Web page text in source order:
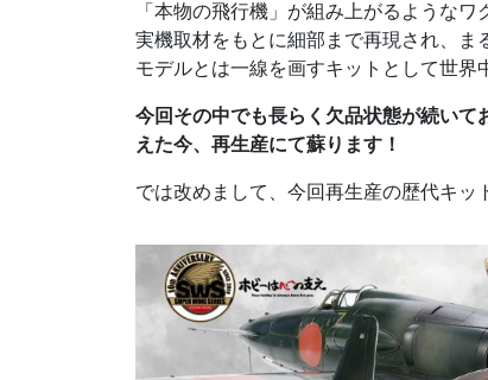
「本物の飛行機」が組み上がるような
実機取材をもとに細部まで再現され、ま
モデルとは一線を画すキットとして世界
今回その中でも長らく欠品状態が続い
えた今、再生産にて蘇ります！
では改めまして、今回再生産の歴代キッ